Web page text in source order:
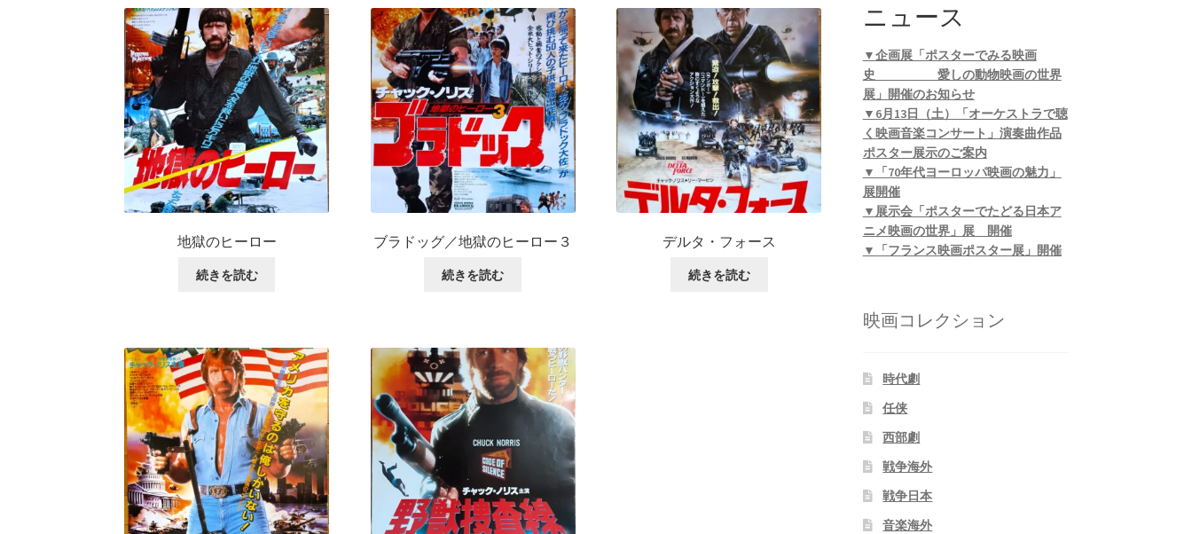
地獄のヒーロー
続きを読む
ブラドッグ／地獄のヒーロー３
続きを読む
デルタ・フォース
続きを読む
ニュース
▼企画展「ポスターでみる映画
史 愛しの動物映画の世界
展」開催のお知らせ
▼6月13日（土）「オーケストラで聴
く映画音楽コンサート」演奏曲作品
ポスター展示のご案内
▼「70年代ヨーロッパ映画の魅力」
展開催
▼展示会「ポスターでたどる日本ア
ニメ映画の世界」展 開催
▼「フランス映画ポスター展」開催
映画コレクション
時代劇
任侠
西部劇
戦争海外
戦争日本
音楽海外